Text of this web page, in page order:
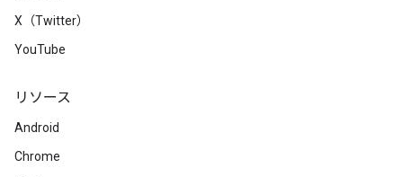
X（Twitter）
YouTube
リソース
Android
Chrome